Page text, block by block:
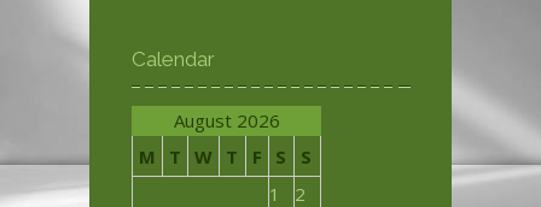
Calendar
August 2026
M
T W T F S S
1
2